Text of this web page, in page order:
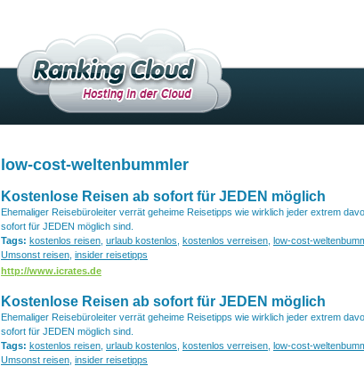
low-cost-weltenbummler
Kostenlose Reisen ab sofort für JEDEN möglich
Ehemaliger Reisebüroleiter verrät geheime Reisetipps wie wirklich jeder extrem
sofort für JEDEN möglich sind.
Tags: kostenlos reisen urlaub kostenlos kostenlos verreisen low-cost-
Umsonst reisen insider reisetipps
http://www.icrates.de
Kostenlose Reisen ab sofort für JEDEN möglich
Ehemaliger Reisebüroleiter verrät geheime Reisetipps wie wirklich jeder extrem
sofort für JEDEN möglich sind.
Tags: kostenlos reisen urlaub kostenlos kostenlos verreisen low-cost-
Umsonst reisen insider reisetipps